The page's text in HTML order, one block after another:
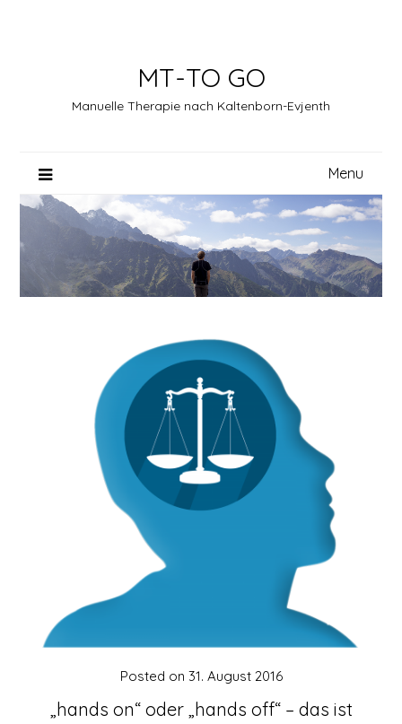
MT-TO GO
Manuelle Therapie nach Kaltenborn-Evjenth
Menu
„hands on“ oder „hands off“ – das ist
Posted on 31. August 2016